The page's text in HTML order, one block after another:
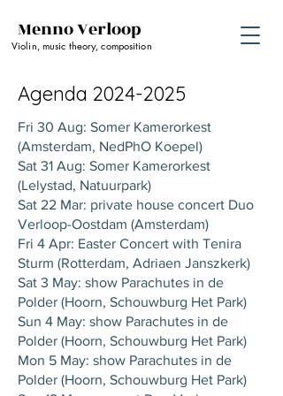
Menno Verloop
Violin, music theory, composition
Agenda 2024-2025
Fri 30 Aug: Somer Kamerorkest
(Amsterdam, NedPhO Koepel)
Sat 31 Aug: Somer Kamerorkest
(Lelystad, Natuurpark)
Sat 22 Mar: private house concert Duo
Verloop-Oostdam (Amsterdam)
Fri 4 Apr: Easter Concert with Tenira
Sturm (Rotterdam, Adriaen Janszkerk)
Sat 3 May: show Parachutes in de
Polder (Hoorn, Schouwburg Het Park)
Sun 4 May: show Parachutes in de
Polder (Hoorn, Schouwburg Het Park)
Mon 5 May: show Parachutes in de
Polder (Hoorn, Schouwburg Het Park)